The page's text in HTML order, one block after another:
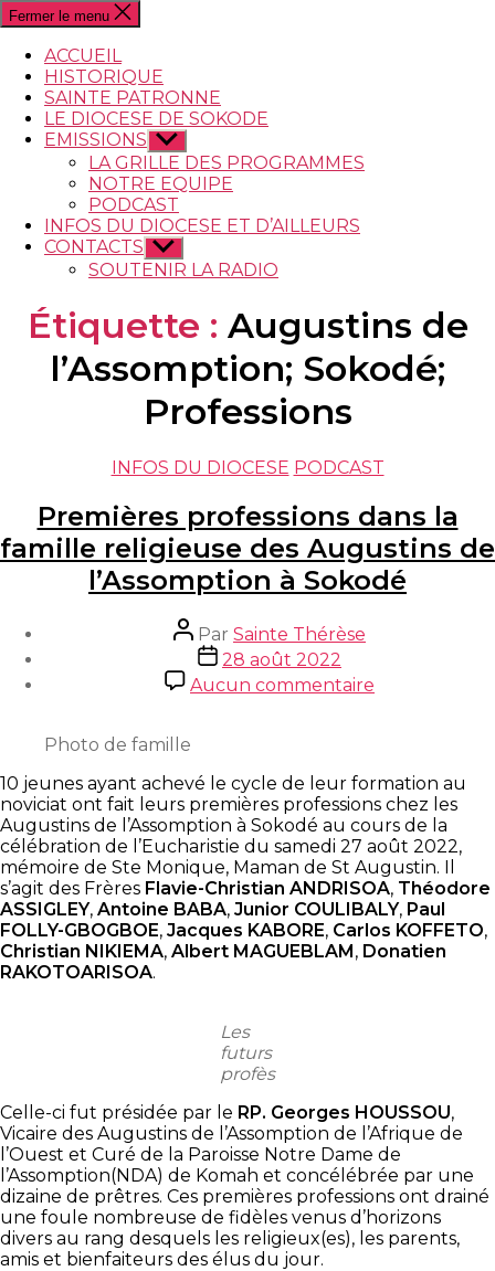
recherche
Fermer le menu
ACCUEIL
HISTORIQUE
SAINTE PATRONNE
LE DIOCESE DE SOKODE
EMISSIONS Afficher
le
sous-
menu
LA GRILLE DES PROGRAMMES
NOTRE EQUIPE
PODCAST
INFOS DU DIOCESE ET D’AILLEURS
CONTACTS Afficher
le
sous-
SOUTENIR LA RADIO
Étiquette : Augustins de
l’Assomption; Sokodé;
Professions
Catégories
INFOS DU DIOCESE PODCAST
Premières professions dans la
famille religieuse des Augustins de
l’Assomption à Sokodé
Auteur
l’article
Par Sainte Thérèse
Date
de
l’article
28 août 2022
Aucun commentaire
Premières
famille
religieuse
des
Augustins
de
l’Assomption
à
Sokodé
Photo de famille
10 jeunes ayant achevé le cycle de leur formation au
noviciat ont fait leurs premières professions chez les
Augustins de l’Assomption à Sokodé au cours de la
célébration de l’Eucharistie du samedi 27 août 2022,
mémoire de Ste Monique, Maman de St Augustin. Il
s’agit des Frères Flavie-Christian ANDRISOA, Théodore
ASSIGLEY, Antoine BABA, Junior COULIBALY, Paul
FOLLY-GBOGBOE, Jacques KABORE, Carlos KOFFETO,
Christian NIKIEMA, Albert MAGUEBLAM, Donatien
RAKOTOARISOA.
Les
futurs
profès
Celle-ci fut présidée par le RP. Georges HOUSSOU,
Vicaire des Augustins de l’Assomption de l’Afrique de
l’Ouest et Curé de la Paroisse Notre Dame de
l’Assomption(NDA) de Komah et concélébrée par une
dizaine de prêtres. Ces premières professions ont drainé
une foule nombreuse de fidèles venus d’horizons
divers au rang desquels les religieux(es), les parents,
amis et bienfaiteurs des élus du jour.